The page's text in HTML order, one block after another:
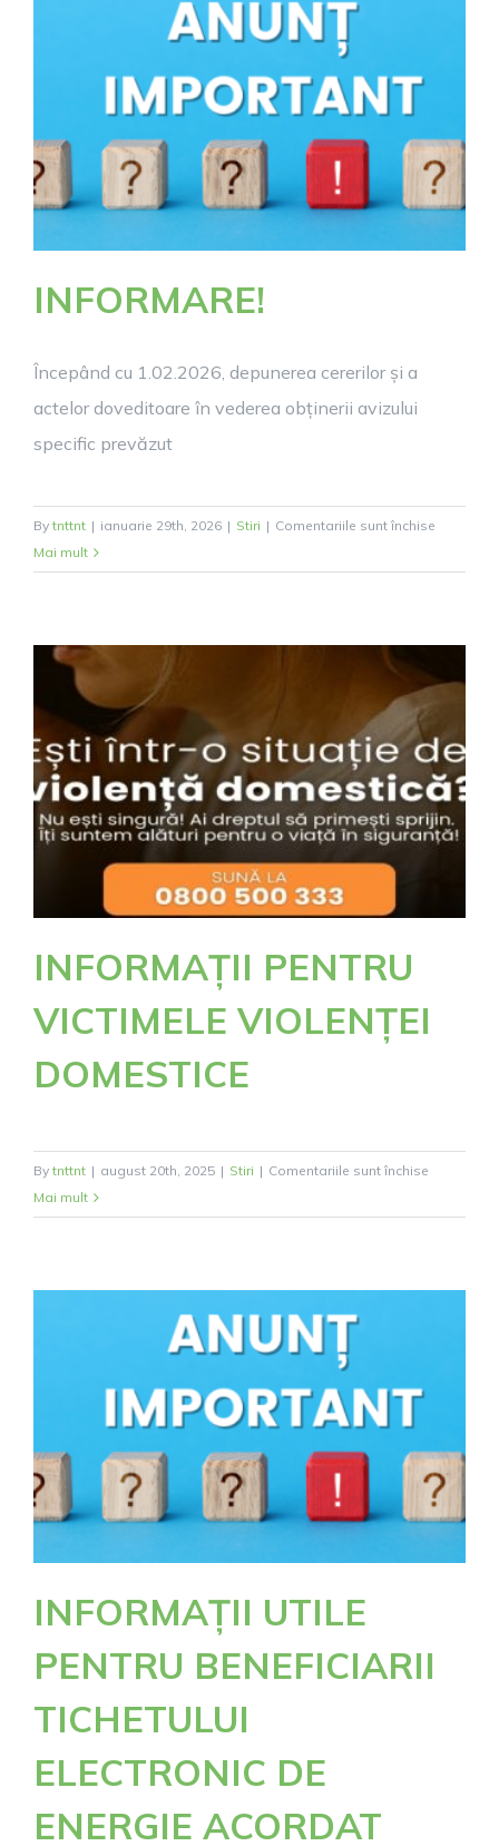
INFORMARE!
Începând cu 1.02.2026, depunerea cererilor și a
actelor doveditoare în vederea obținerii avizului
specific prevăzut
By tnttnt | ianuarie 29th, 2026 | Stiri | Comentariile sunt închise
Mai mult
INFORMAȚII PENTRU
VICTIMELE VIOLENȚEI
DOMESTICE
By tnttnt | august 20th, 2025 | Stiri | Comentariile sunt închise
PENTRU
Mai mult
INFORMAȚII UTILE
PENTRU BENEFICIARII
TICHETULUI
ELECTRONIC DE
ENERGIE ACORDAT